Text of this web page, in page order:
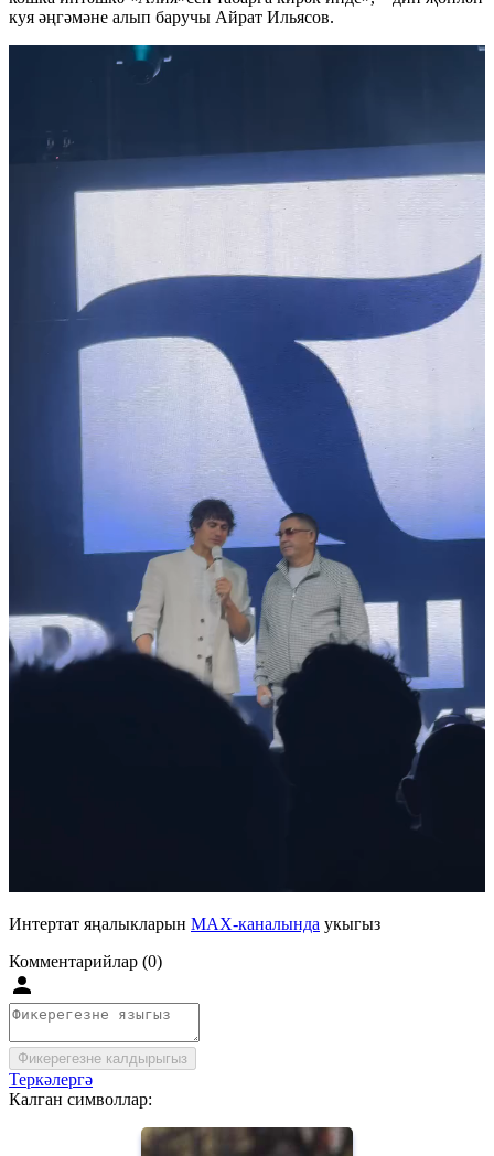
куя әңгәмәне алып баручы Айрат Ильясов.
Интертат яңалыкларын MAX-каналында укыгыз
Комментарийлар (0)
Фикерегезне калдырыгыз
Теркәлергә
Калган символлар: